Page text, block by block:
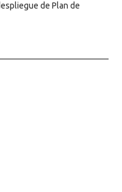
de Plan de